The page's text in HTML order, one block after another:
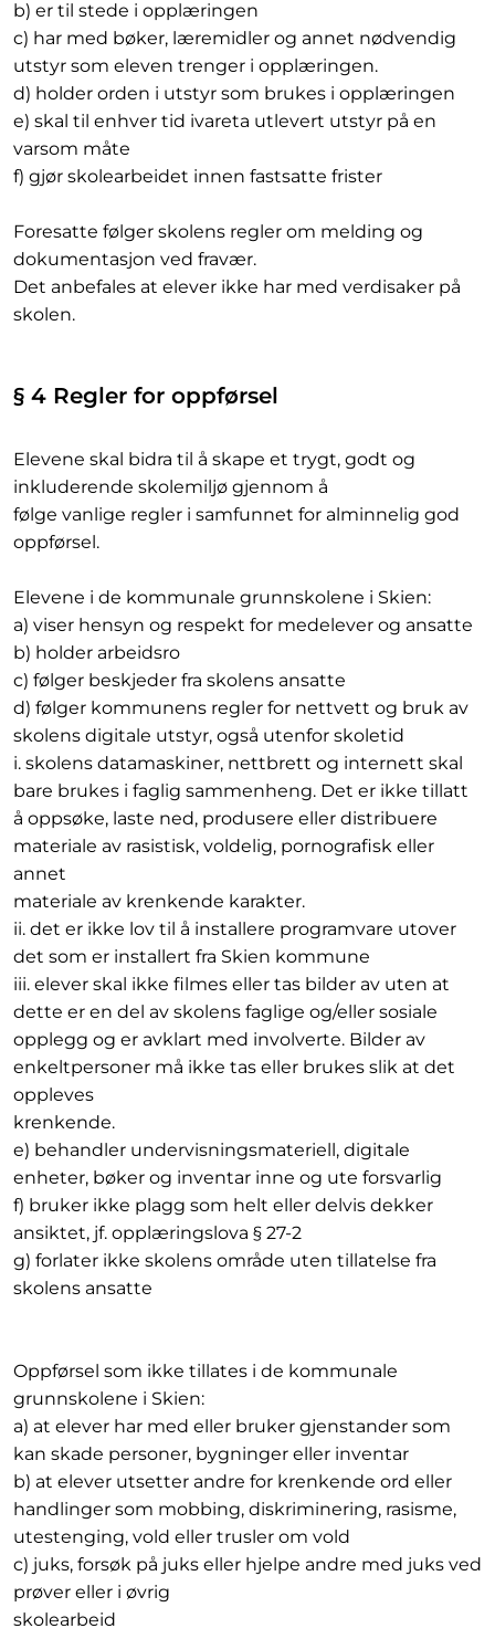
b) er til stede i opplæringen
c) har med bøker, læremidler og annet nødvendig
utstyr som eleven trenger i opplæringen.
d) holder orden i utstyr som brukes i opplæringen
e) skal til enhver tid ivareta utlevert utstyr på en
varsom måte
f) gjør skolearbeidet innen fastsatte frister
Foresatte følger skolens regler om melding og
dokumentasjon ved fravær.
Det anbefales at elever ikke har med verdisaker på
skolen.
§ 4 Regler for oppførsel
Elevene skal bidra til å skape et trygt, godt og
inkluderende skolemiljø gjennom å
følge vanlige regler i samfunnet for alminnelig god
oppførsel.
Elevene i de kommunale grunnskolene i Skien:
a) viser hensyn og respekt for medelever og ansatte
b) holder arbeidsro
c) følger beskjeder fra skolens ansatte
d) følger kommunens regler for nettvett og bruk av
skolens digitale utstyr, også utenfor skoletid
i. skolens datamaskiner, nettbrett og internett skal
bare brukes i faglig sammenheng. Det er ikke tillatt
å oppsøke, laste ned, produsere eller distribuere
materiale av rasistisk, voldelig, pornografisk eller
annet
materiale av krenkende karakter.
ii. det er ikke lov til å installere programvare utover
det som er installert fra Skien kommune
iii. elever skal ikke filmes eller tas bilder av uten at
dette er en del av skolens faglige og/eller sosiale
opplegg og er avklart med involverte. Bilder av
enkeltpersoner må ikke tas eller brukes slik at det
oppleves
krenkende.
e) behandler undervisningsmateriell, digitale
enheter, bøker og inventar inne og ute forsvarlig
f) bruker ikke plagg som helt eller delvis dekker
ansiktet, jf. opplæringslova § 27-2
g) forlater ikke skolens område uten tillatelse fra
skolens ansatte
Oppførsel som ikke tillates i de kommunale
grunnskolene i Skien:
a) at elever har med eller bruker gjenstander som
kan skade personer, bygninger eller inventar
b) at elever utsetter andre for krenkende ord eller
handlinger som mobbing, diskriminering, rasisme,
utestenging, vold eller trusler om vold
c) juks, forsøk på juks eller hjelpe andre med juks ved
prøver eller i øvrig
skolearbeid